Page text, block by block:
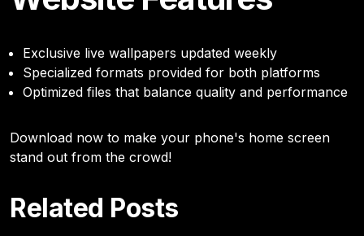
Exclusive live wallpapers updated weekly
Specialized formats provided for both platforms
Optimized files that balance quality and performance
Download now to make your phone's home screen
stand out from the crowd!
Related Posts